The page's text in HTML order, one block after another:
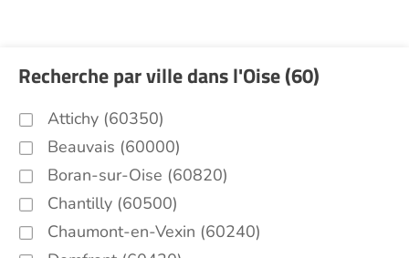
Recherche par ville dans l'Oise (60)
Attichy (60350)
Beauvais (60000)
Boran-sur-Oise (60820)
Chantilly (60500)
Chaumont-en-Vexin (60240)